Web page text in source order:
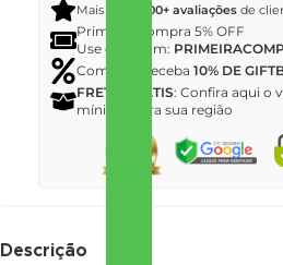
Mais de
12.000+ avaliações de
Primeira Compra 5% OFF
Use o Cupom:
Compre e receba 10% DE
FRETE GRÁTIS: Confira aqui o
mínimo para sua região
Descrição